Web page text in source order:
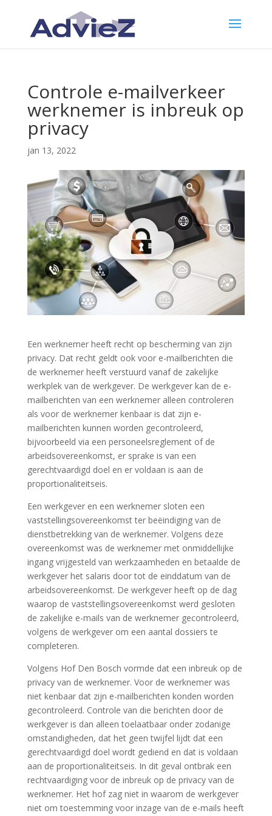
Controle e-mailverkeer
werknemer is inbreuk op
privacy
jan 13, 2022
Een werknemer heeft recht op bescherming van zijn
privacy. Dat recht geldt ook voor e-mailberichten die
de werknemer heeft verstuurd vanaf de zakelijke
werkplek van de werkgever. De werkgever kan de e-
mailberichten van een werknemer alleen controleren
als voor de werknemer kenbaar is dat zijn e-
mailberichten kunnen worden gecontroleerd,
bijvoorbeeld via een personeelsreglement of de
arbeidsovereenkomst, er sprake is van een
gerechtvaardigd doel en er voldaan is aan de
proportionaliteitseis.
Een werkgever en een werknemer sloten een
vaststellingsovereenkomst ter beëindiging van de
dienstbetrekking van de werknemer. Volgens deze
overeenkomst was de werknemer met onmiddellijke
ingang vrijgesteld van werkzaamheden en betaalde de
werkgever het salaris door tot de einddatum van de
arbeidsovereenkomst. De werkgever heeft op de dag
waarop de vaststellingsovereenkomst werd gesloten
de zakelijke e-mails van de werknemer gecontroleerd,
volgens de werkgever om een aantal dossiers te
completeren.
Volgens Hof Den Bosch vormde dat een inbreuk op de
privacy van de werknemer. Voor de werknemer was
niet kenbaar dat zijn e-mailberichten konden worden
gecontroleerd. Controle van die berichten door de
werkgever is dan alleen toelaatbaar onder zodanige
omstandigheden, dat het geen twijfel lijdt dat een
gerechtvaardigd doel wordt gediend en dat is voldaan
aan de proportionaliteitseis. In dit geval ontbrak een
rechtvaardiging voor de inbreuk op de privacy van de
werknemer. Het hof zag niet in waarom de werkgever
niet om toestemming voor inzage van de e-mails heeft